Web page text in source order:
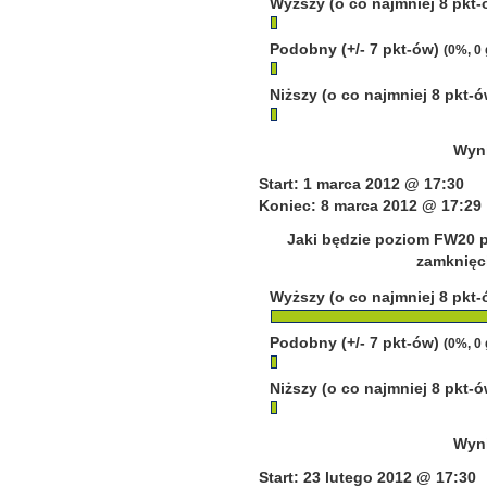
Podobny (+/- 7 pkt-ów) (0%, 0
Niższy (o co najmniej 8 pkt-
Start: 1 marca 2012 @ 17:30
Koniec: 8 marca 2012 @ 17:29
Jaki będzie poziom FW20
Wyższy (o co najmniej 8
Podobny (+/- 7 pkt-ów) (0%, 0
Niższy (o co najmniej 8 pkt-
Start: 23 lutego 2012 @ 17:30